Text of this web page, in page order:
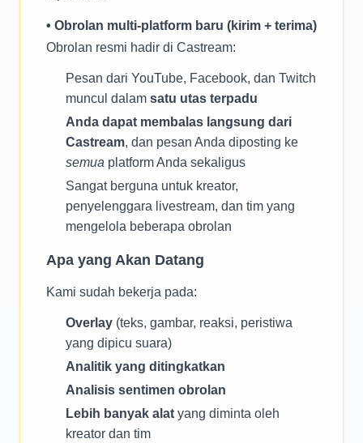
• Obrolan multi-platform baru (kirim + terima)
Obrolan resmi hadir di Castream:
Pesan dari YouTube, Facebook, dan Twitch
muncul dalam satu utas terpadu
Anda dapat membalas langsung dari
Castream, dan pesan Anda diposting ke
semua platform Anda sekaligus
Sangat berguna untuk kreator,
penyelenggara livestream, dan tim yang
mengelola beberapa obrolan
Apa yang Akan Datang
Kami sudah bekerja pada:
Overlay (teks, gambar, reaksi, peristiwa
yang dipicu suara)
Analitik yang ditingkatkan
Analisis sentimen obrolan
Lebih banyak alat yang diminta oleh
kreator dan tim